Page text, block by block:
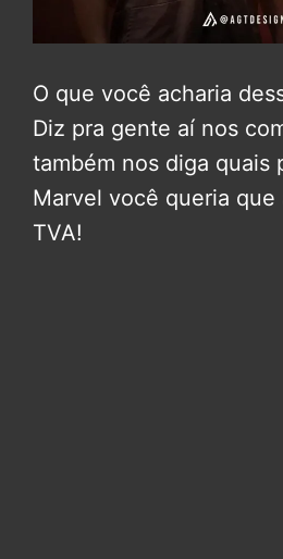
O que você acharia
Diz pra gente aí nos
também nos diga quais
Marvel você queria que
TVA!